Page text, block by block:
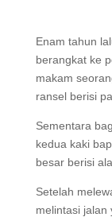
Enam tahun
berangkat ke
makam
ransel berisi
Sementara
kedua kaki
besar berisi
Setelah
melintasi jalan